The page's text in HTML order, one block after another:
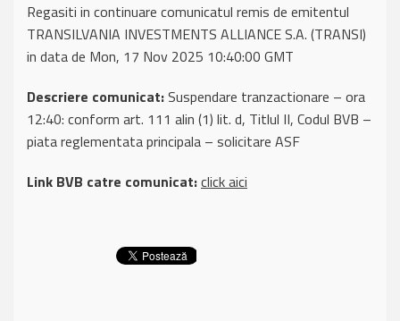
Regasiti in continuare comunicatul remis de emitentul
TRANSILVANIA INVESTMENTS ALLIANCE S.A. (TRANSI)
in data de Mon, 17 Nov 2025 10:40:00 GMT
Descriere comunicat:Suspendare tranzactionare – ora
12:40: conform art. 111 alin (1) lit. d, Titlul II, Codul BVB –
piata reglementata principala – solicitare ASF
Link BVB catre comunicat:click aici